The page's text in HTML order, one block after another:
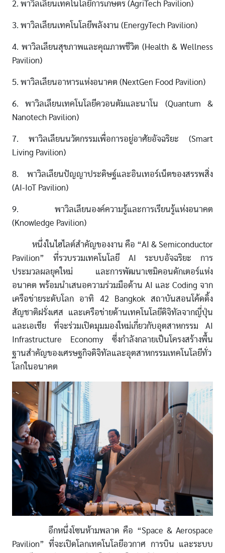
2. พาวิลเลียนเทคโนโลยีการเกษตร (AgriTech Pavilion)
3. พาวิลเลียนเทคโนโลยีพลังงาน (EnergyTech Pavilion)
4. พาวิลเลียนสุขภาพและคุณภาพชีวิต (Health & Wellness
Pavilion)
5. พาวิลเลียนอาหารแห่งอนาคต (NextGen Food Pavilion)
6. พาวิลเลียนเทคโนโลยีควอนตัมและนาโน (Quantum &
Nanotech Pavilion)
7. พาวิลเลียนนวัตกรรมเพื่อการอยู่อาศัยอัจฉริยะ (Smart
Living Pavilion)
8. พาวิลเลียนปัญญาประดิษฐ์และอินเทอร์เน็ตของสรรพสิ่ง
(AI-IoT Pavilion)
9. พาวิลเลียนองค์ความรู้และการเรียนรู้แห่งอนาคต
(Knowledge Pavilion)
หนึ่งในไฮไลต์สำคัญของงาน คือ “AI & Semiconductor
Pavilion” ที่รวบรวมเทคโนโลยี AI ระบบอัจฉริยะ การ
ประมวลผลยุคใหม่ และการพัฒนาเซมิคอนดักเตอร์แห่ง
อนาคต พร้อมนำเสนอความร่วมมือด้าน AI และ Coding จาก
เครือข่ายระดับโลก อาทิ 42 Bangkok สถาบันสอนโค้ดดิ้ง
สัญชาติฝรั่งเศส และเครือข่ายด้านเทคโนโลยีดิจิทัลจากญี่ปุ่น
และเอเชีย ที่จะร่วมเปิดมุมมองใหม่เกี่ยวกับอุตสาหกรรม AI
Infrastructure Economy ซึ่งกำลังกลายเป็นโครงสร้างพื้น
ฐานสำคัญของเศรษฐกิจดิจิทัลและอุตสาหกรรมเทคโนโลยีทั่ว
โลกในอนาคต
อีกหนึ่งโซนห้ามพลาด คือ “Space & Aerospace
Pavilion” ที่จะเปิดโลกเทคโนโลยีอวกาศ การบิน และระบบ